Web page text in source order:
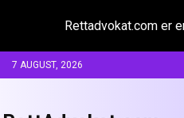
Rettadvokat.com er
7 AUGUST, 2026